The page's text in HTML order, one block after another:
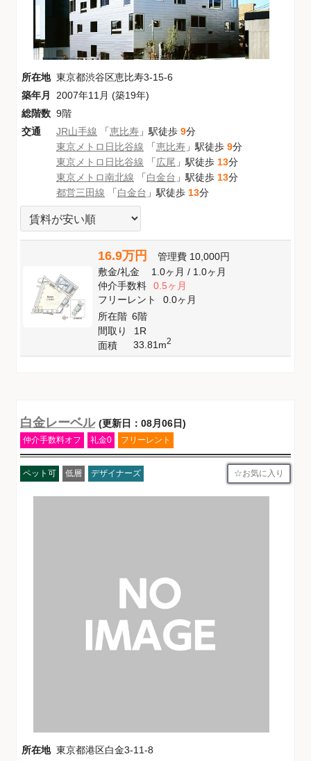
所在地 東京都渋谷区恵比寿3-15-6
築年月
2007年11月 (築19年)
総階数 9階
交通
JR山手線 「恵比寿 」駅徒歩 9分
東京メトロ日比谷線 「恵比寿 」駅徒歩 9分
東京メトロ日比谷線 「広尾 」駅徒歩 13分
東京メトロ南北線 「白金台 」駅徒歩 13分
都営三田線 「白金台 」駅徒歩 13分
16.9万円 管理費 10,000円
敷金/礼金 1.0ヶ月/ 1.0ヶ月
仲介手数料
0.5ヶ月
フリーレント
0.0ヶ月
所在階 6階
間取り
1R
面積
33.81m2
白金レーベル (更新日：08月06日)
仲介手数料オフ 礼金0 フリーレント
ペット可 低層 デザイナーズ お気に入り
所在地 東京都港区白金3-11-8